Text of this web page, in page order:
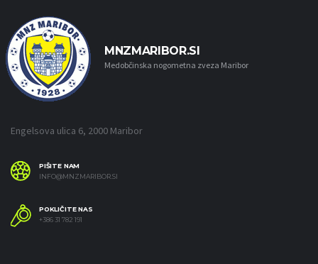
MNZMARIBOR.SI
Medobčinska nogometna zveza Maribor
Engelsova ulica 6, 2000 Maribor
PIŠITE NAM
INFO@MNZMARIBOR.SI
POKLIČITE NAS
+386 31 782 191